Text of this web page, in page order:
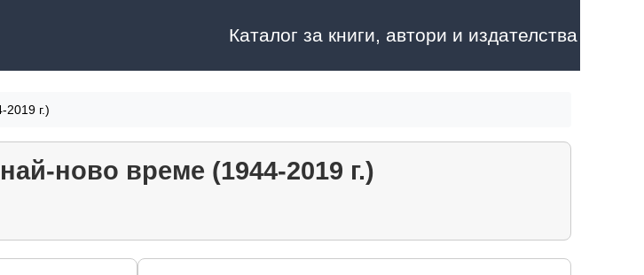
Каталог за книги, автори и издателства
2019 г.)
ново време (1944-2019 г.)